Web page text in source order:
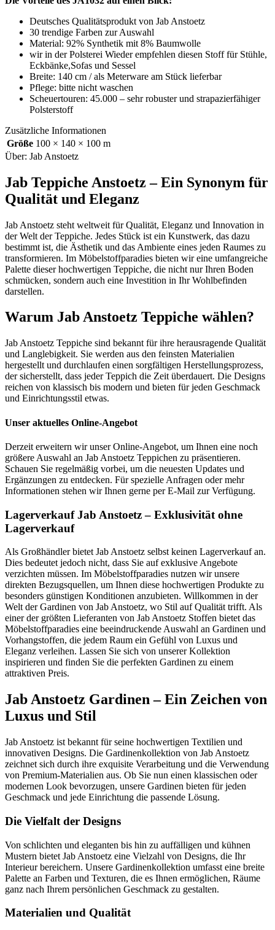
Deutsches Qualitätsprodukt von Jab Anstoetz
30 trendige Farben zur Auswahl
Material: 92% Synthetik mit 8% Baumwolle
wir in der Polsterei Wieder empfehlen diesen Stoff für Stühle,
Eckbänke,Sofas und Sessel
Breite: 140 cm / als Meterware am Stück lieferbar
Pflege: bitte nicht waschen
Scheuertouren: 45.000 – sehr robuster und strapazierfähiger
Polsterstoff
Zusätzliche Informationen
Größe 100 × 140 × 100 m
Über: Jab Anstoetz
Jab Teppiche Anstoetz – Ein Synonym für
Qualität und Eleganz
Jab Anstoetz steht weltweit für Qualität, Eleganz und Innovation in
der Welt der Teppiche. Jedes Stück ist ein Kunstwerk, das dazu
bestimmt ist, die Ästhetik und das Ambiente eines jeden Raumes zu
transformieren. Im Möbelstoffparadies bieten wir eine umfangreiche
Palette dieser hochwertigen Teppiche, die nicht nur Ihren Boden
schmücken, sondern auch eine Investition in Ihr Wohlbefinden
darstellen.
Warum Jab Anstoetz Teppiche wählen?
Jab Anstoetz Teppiche sind bekannt für ihre herausragende Qualität
und Langlebigkeit. Sie werden aus den feinsten Materialien
hergestellt und durchlaufen einen sorgfältigen Herstellungsprozess,
der sicherstellt, dass jeder Teppich die Zeit überdauert. Die Designs
reichen von klassisch bis modern und bieten für jeden Geschmack
und Einrichtungsstil etwas.
Unser aktuelles Online-Angebot
Derzeit erweitern wir unser Online-Angebot, um Ihnen eine noch
größere Auswahl an Jab Anstoetz Teppichen zu präsentieren.
Schauen Sie regelmäßig vorbei, um die neuesten Updates und
Ergänzungen zu entdecken. Für spezielle Anfragen oder mehr
Informationen stehen wir Ihnen gerne per E-Mail zur Verfügung.
Lagerverkauf Jab Anstoetz – Exklusivität ohne
Lagerverkauf
Als Großhändler bietet Jab Anstoetz selbst keinen Lagerverkauf an.
Dies bedeutet jedoch nicht, dass Sie auf exklusive Angebote
verzichten müssen. Im Möbelstoffparadies nutzen wir unsere
direkten Bezugsquellen, um Ihnen diese hochwertigen Produkte zu
besonders günstigen Konditionen anzubieten. Willkommen in der
Welt der Gardinen von Jab Anstoetz, wo Stil auf Qualität trifft. Als
einer der größten Lieferanten von Jab Anstoetz Stoffen bietet das
Möbelstoffparadies eine beeindruckende Auswahl an Gardinen und
Vorhangstoffen, die jedem Raum ein Gefühl von Luxus und
Eleganz verleihen. Lassen Sie sich von unserer Kollektion
inspirieren und finden Sie die perfekten Gardinen zu einem
attraktiven Preis.
Jab Anstoetz Gardinen – Ein Zeichen von
Luxus und Stil
Jab Anstoetz ist bekannt für seine hochwertigen Textilien und
innovativen Designs. Die Gardinenkollektion von Jab Anstoetz
zeichnet sich durch ihre exquisite Verarbeitung und die Verwendung
von Premium-Materialien aus. Ob Sie nun einen klassischen oder
modernen Look bevorzugen, unsere Gardinen bieten für jeden
Geschmack und jede Einrichtung die passende Lösung.
Die Vielfalt der Designs
Von schlichten und eleganten bis hin zu auffälligen und kühnen
Mustern bietet Jab Anstoetz eine Vielzahl von Designs, die Ihr
Interieur bereichern. Unsere Gardinenkollektion umfasst eine breite
Palette an Farben und Texturen, die es Ihnen ermöglichen, Räume
ganz nach Ihrem persönlichen Geschmack zu gestalten.
Materialien und Qualität